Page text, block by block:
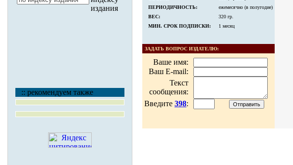
:: рекомендуем также
ПЕРИОДИЧНОСТЬ:
ежемесячно (в полугодие)
ВЕС:
320 гр.
МИН. СРОК ПОДПИСКИ:
1 месяц
ЗАДАТЬ ВОПРОС ИЗДАТЕЛЮ:
Ваше имя:
Ваш E-mail:
Текст
сообщения:
Введите 398: